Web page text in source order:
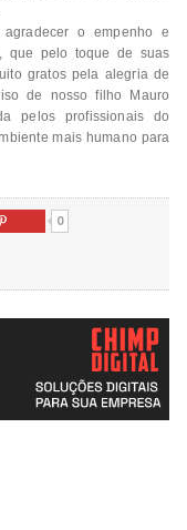
o empenho e
que pelo toque de suas
gratos pela alegria de
de nosso filho Mauro
pelos profissionais do
mais humano para
0